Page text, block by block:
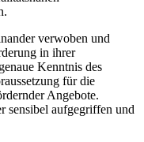
verwoben und
in ihrer
Kenntnis des
für die
Angebote.
sensibel aufgegriffen und